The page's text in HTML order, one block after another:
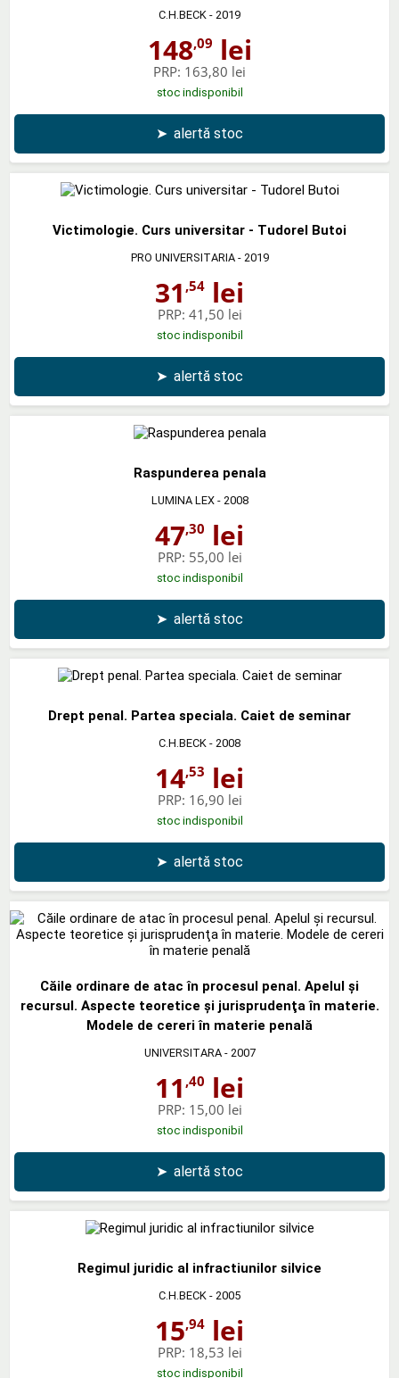
C.H.BECK - 2019
148,09 lei
PRP: 163,80 lei
stoc indisponibil
➤ alertă stoc
Victimologie. Curs universitar - Tudorel Butoi
PRO UNIVERSITARIA- 2019
31 ,54 lei
PRP: 41,50 lei
stoc indisponibil
➤ alertă stoc
Raspunderea penala
LUMINA LEX- 2008
47,30 lei
PRP: 55,00 lei
stoc indisponibil
➤ alertă stoc
Drept penal. Partea speciala. Caiet de seminar
C.H.BECK - 2008
14,53 lei
PRP: 16,90 lei
stoc indisponibil
➤ alertă stoc
Căile ordinare de atac în procesul penal. Apelul şi
recursul. Aspecte teoretice şi jurisprudenţa în materie.
Modele de cereri în materie penală
UNIVERSITARA- 2007
11 ,40 lei
PRP: 15,00 lei
stoc indisponibil
➤ alertă stoc
Regimul juridic al infractiunilor silvice
C.H.BECK - 2005
15,94 lei
PRP: 18,53 lei
stoc indisponibil